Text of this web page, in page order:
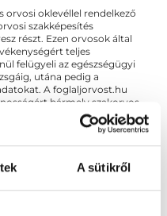
A sütikről
orvosi oklevéllel rendelkező
szakképesítés
részt. Ezen orvosok által
teljes
felügyeli az egészségügyi
utána pedig a
A foglaljorvost.hu
bármely szakorvos